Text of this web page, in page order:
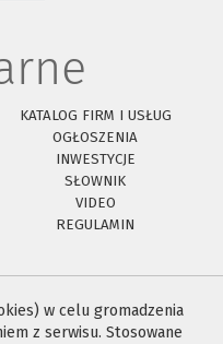
KATALOG FIRM I USŁUG
OGŁOSZENIA
INWESTYCJE
SŁOWNIK
VIDEO
REGULAMIN
w celu gromadzenia
z serwisu. Stosowane